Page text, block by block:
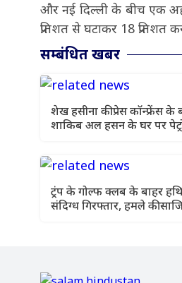
और नई दिल्ली के बीच एक
प्रतिशत से घटाकर 18 प्रतिशत
सम्बंधित खबर
शेख हसीना की प्रेस कॉन्फ्रेंस के
शाकिब अल हसन के घर पर
ट्रंप के गोल्फ क्लब के बाहर
संदिग्ध गिरफ्तार, हमले की